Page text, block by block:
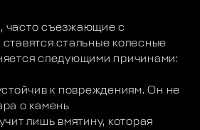
часто съезжающие с
стальные колесные
следующими причинами:
к повреждениям. Он не
о камень
лишь вмятину, которая